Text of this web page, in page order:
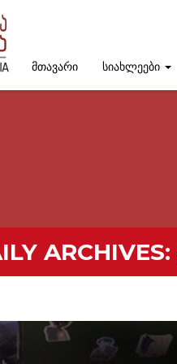
მთავარი სიახლეები
ARCHIVES: